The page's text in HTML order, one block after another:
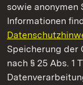
sowie
Informationen
Speicherung der
nach § 25 Abs. 1
Staatliche
Staatliche